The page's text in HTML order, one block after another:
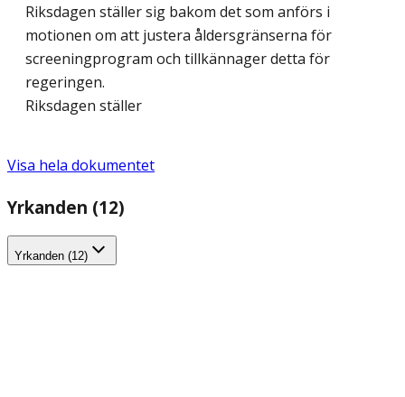
Riksdagen ställer sig bakom det som anförs i
motionen om att justera åldersgränserna för
screeningprogram och tillkännager detta för
regeringen.
Riksdagen ställer
Visa hela dokumentet
Yrkanden (12)
Yrkanden (12)